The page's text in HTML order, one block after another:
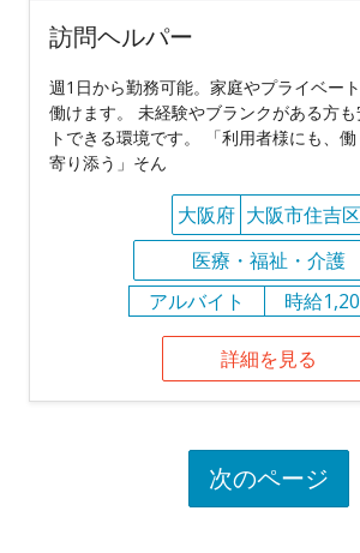
訪問ヘルパー
週1日から勤務可能。家庭やプライベー
働けます。 未経験やブランクがある方
トできる環境です。 「利用者様にも、
寄り添う」そん
大阪府 大阪市住吉区
医療・福祉・介護
アルバイト
時給
詳細を見る
次のページ